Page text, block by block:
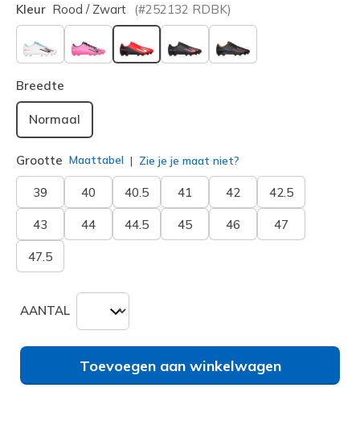
Kleur Rood / Zwart (#252132 RDBK)
geselecteerd
Breedte
Normaal
Grootte Maattabel Zie je je maat niet?
39 40 40.5 41 42 42.5
43 44 44.5 45 46 47
47.5
AANTAL
Toevoegen aan winkelwagen